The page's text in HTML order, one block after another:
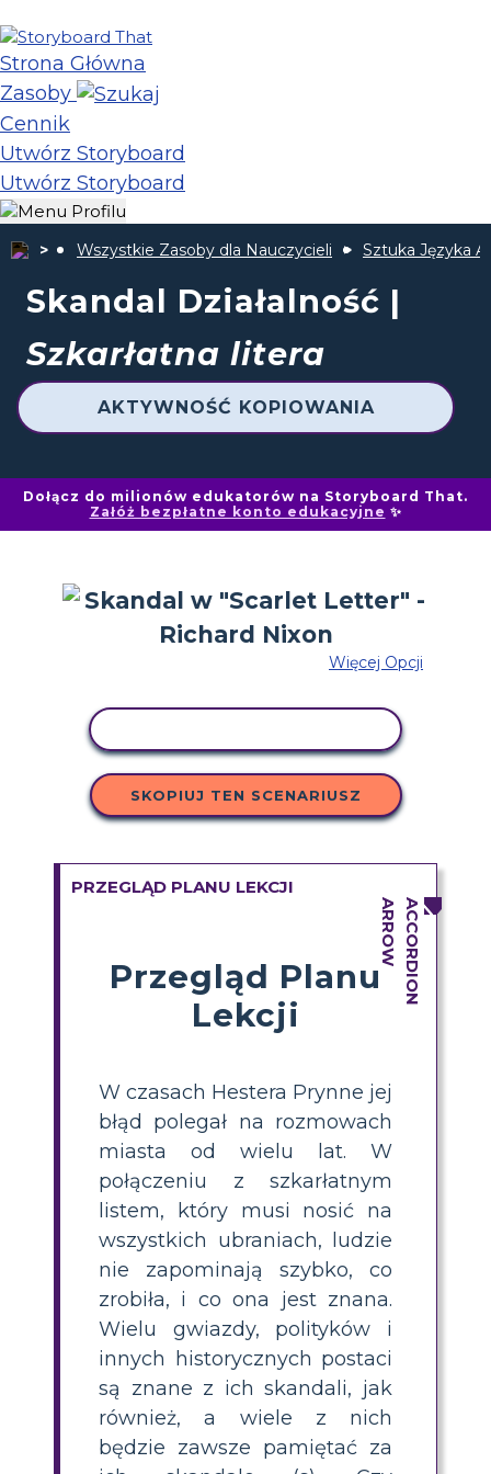
Strona Główna
Zasoby
Cennik
Utwórz Storyboard
Utwórz Storyboard
Wszystkie Zasoby dla Nauczycieli Sztuka Języka
Skandal Działalność |
Szkarłatna litera
AKTYWNOŚĆ KOPIOWANIA
Dołącz do milionów edukatorów na Storyboard That.
Załóż bezpłatne konto edukacyjne ✨
Więcej Opcji
SKOPIUJ TEN SCENARIUSZ
PRZEGLĄD PLANU LEKCJI
Przegląd Planu
Lekcji
W czasach Hestera Prynne jej
błąd polegał na rozmowach
miasta od wielu lat. W
połączeniu z szkarłatnym
listem, który musi nosić na
wszystkich ubraniach, ludzie
nie zapominają szybko, co
zrobiła, i co ona jest znana.
Wielu gwiazdy, polityków i
innych historycznych postaci
są znane z ich skandali, jak
również, a wiele z nich
będzie zawsze pamiętać za